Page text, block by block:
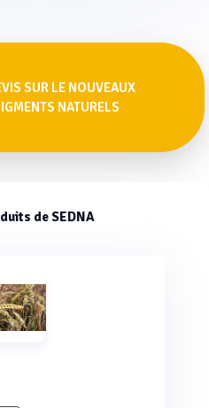
SUR LE NOUVEAUX
NATURELS
de SEDNA